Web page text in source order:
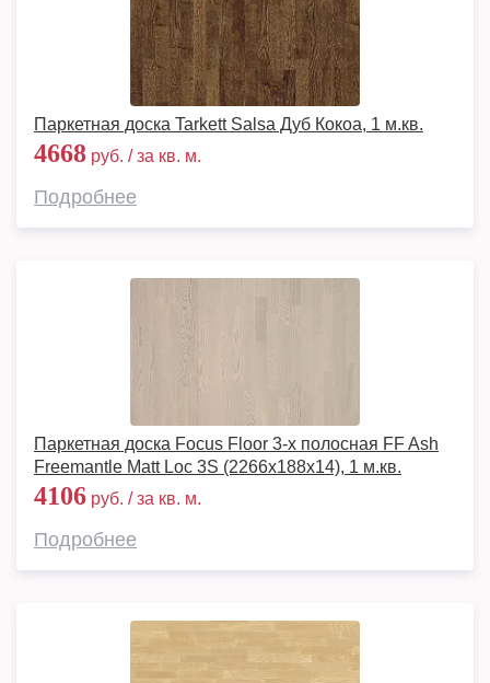
Паркетная доска Tarkett Salsa Дуб Кокоа, 1 м.кв.
4668 руб. / за кв. м.
Подробнее
Паркетная доска Focus Floor 3-х полосная FF Ash
Freemantle Matt Loc 3S (2266х188х14), 1 м.кв.
4106 руб. / за кв. м.
Подробнее